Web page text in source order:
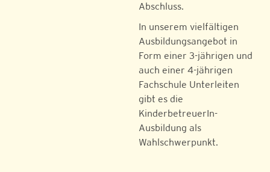
Abschluss.
In unserem vielfältigen
Ausbildungsangebot in
Form einer 3-jährigen und
auch einer 4-jährigen
Fachschule Unterleiten
gibt es die
KinderbetreuerIn-
Ausbildung als
Wahlschwerpunkt.